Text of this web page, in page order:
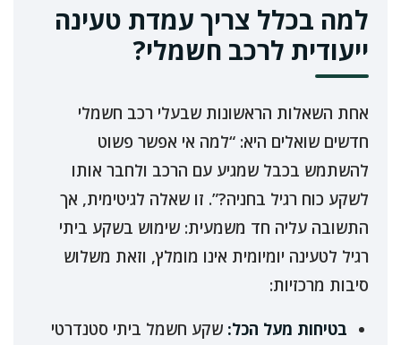
למה בכלל צריך עמדת טעינה
ייעודית לרכב חשמלי?
אחת השאלות הראשונות שבעלי רכב חשמלי
חדשים שואלים היא: “למה אי אפשר פשוט
להשתמש בכבל שמגיע עם הרכב ולחבר אותו
לשקע כוח רגיל בחניה?”. זו שאלה לגיטימית, אך
התשובה עליה חד משמעית: שימוש בשקע ביתי
רגיל לטעינה יומיומית אינו מומלץ, וזאת משלוש
סיבות מרכזיות:
בטיחות מעל הכל: שקע חשמל ביתי סטנדרטי